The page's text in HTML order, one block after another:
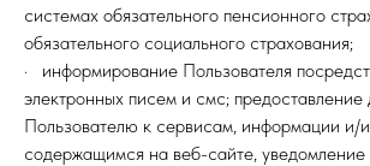
системах обязательного пенсионного
обязательного социального страхования;
· информирование Пользователя
электронных писем и смс; предоставление
Пользователю к сервисам, информации и/
содержащимся на веб-сайте, уведомление